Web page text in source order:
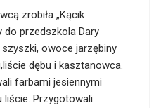
zrobiła „Kącik
do przedszkola Dary
szyszki, owoce jarzębiny
dębu i kasztanowca.
farbami jesiennymi
liście. Przygotowali